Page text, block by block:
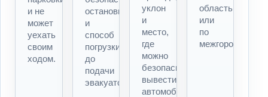
и не
может
уехать
своим
ходом.
остановки
и
способ
погрузки
до
подачи
эвакуатора.
уклон
и
место,
где
можно
безопасно
вывести
автомобиль.
область
или
по
межгороду.